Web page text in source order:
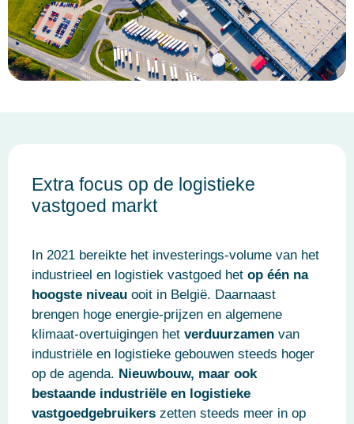
Extra focus op de logistieke
vastgoed markt
In 2021 bereikte het investerings-volume van het
industrieel en logistiek vastgoed het op één na
hoogste niveau ooit in België. Daarnaast
brengen hoge energie-prijzen en algemene
klimaat-overtuigingen het verduurzamen van
industriële en logistieke gebouwen steeds hoger
op de agenda. Nieuwbouw, maar ook
bestaande industriële en logistieke
vastgoedgebruikers zetten steeds meer in op